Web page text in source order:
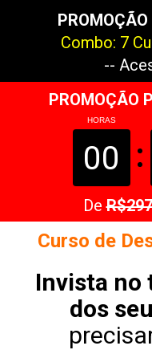
Combo: 7
--
PROMOÇÃO
HORAS
00
De
Curso de
Invista
dos